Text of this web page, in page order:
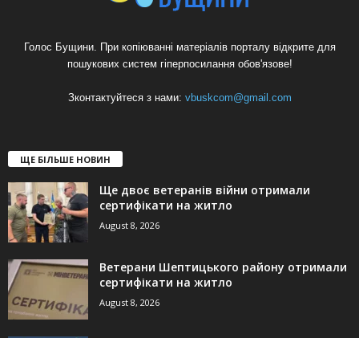
Голос Бущини. При копіюванні матеріалів порталу відкрите для
пошукових систем гіперпосилання обов'язове!
Зконтактуйтеся з нами: vbuskcom@gmail.com
ЩЕ БІЛЬШЕ НОВИН
Ще двоє ветеранів війни отримали
сертифікати на житло
August 8, 2026
Ветерани Шептицького району отримали
сертифікати на житло
August 8, 2026